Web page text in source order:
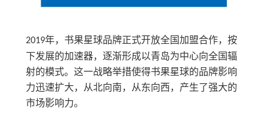
2019年，书果星球品牌正式开放全国加盟合作，按
下发展的加速器，逐渐形成以青岛为中心向全国辐
射的模式。这一战略举措使得书果星球的品牌影响
力迅速扩大，从北向南，从东向西，产生了强大的
市场影响力。